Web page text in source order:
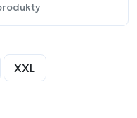
XXL